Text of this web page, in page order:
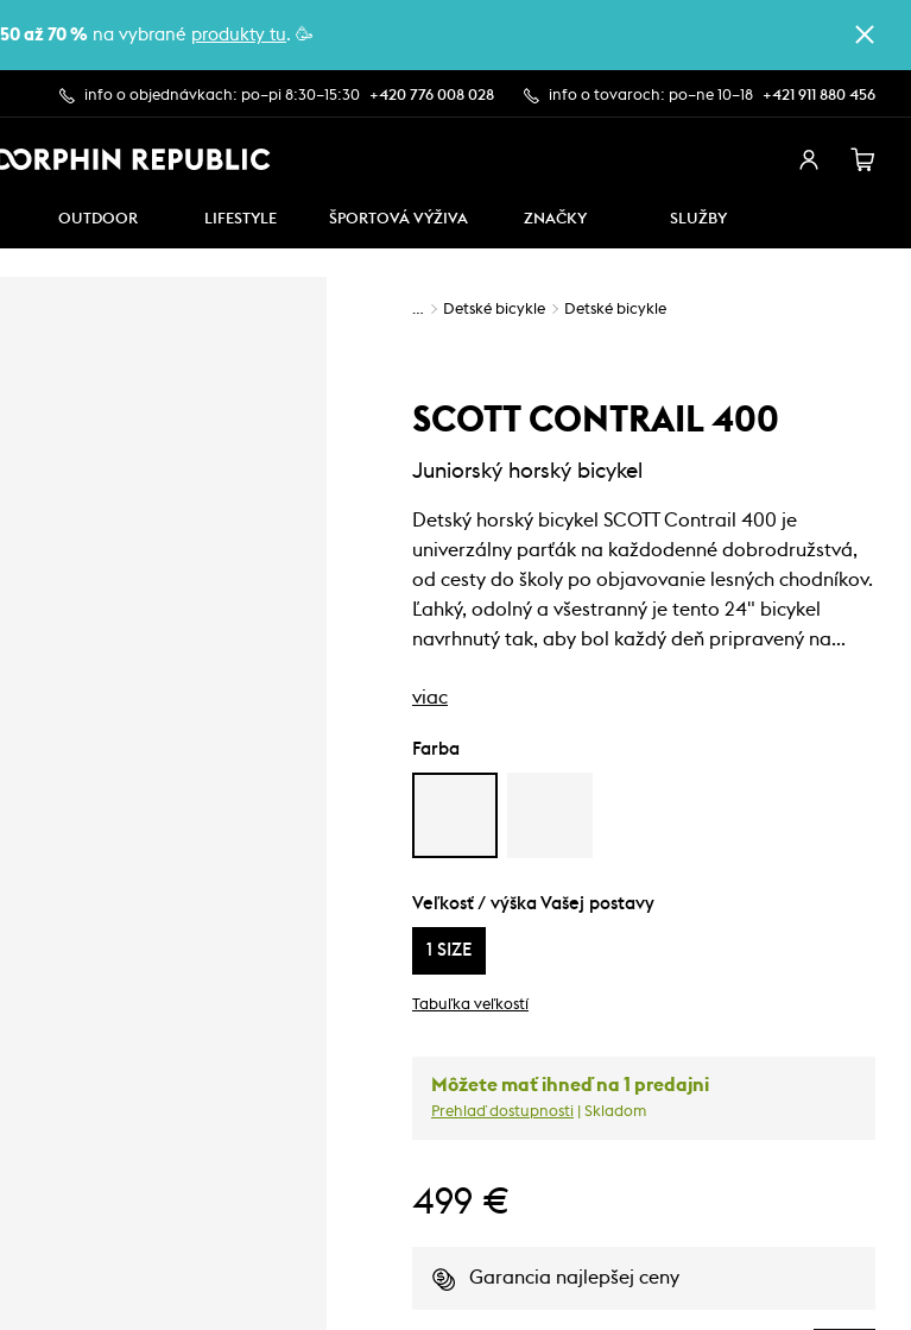
50 až 70 % na vybrané produkty tu. 🥳
info o objednávkach: po–pi 8:30–15:30 +420 776 008 028 info o tovaroch: po–ne 10–18 +421 911 880 456
OUTDOOR LIFESTYLE ŠPORTOVÁ VÝŽIVA ZNAČKY SLUŽBY
… Detské bicykle Detské bicykle
SCOTT CONTRAIL 400
Juniorský horský bicykel
Detský horský bicykel SCOTT Contrail 400 je
univerzálny parťák na každodenné dobrodružstvá,
od cesty do školy po objavovanie lesných chodníkov.
Ľahký, odolný a všestranný je tento 24" bicykel
navrhnutý tak, aby bol každý deň pripravený na…
viac
Farba
Veľkosť / výška Vašej postavy
1 SIZE
Tabuľka veľkostí
Môžete mať ihneď na 1 predajni
Prehlaď dostupnosti | Skladom
499 €
Garancia najlepšej ceny